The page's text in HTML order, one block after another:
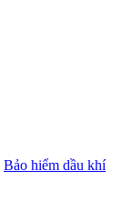
Bảo hiểm dầu khí